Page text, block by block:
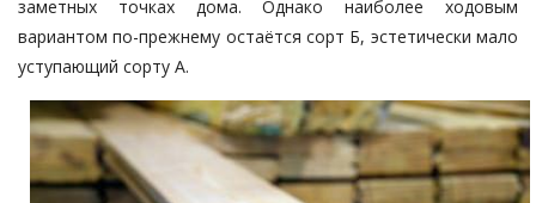
заметных точках дома. Однако наиболее ходовым
вариантом по-прежнему остаётся сорт Б, эстетически мало
уступающий сорту А.